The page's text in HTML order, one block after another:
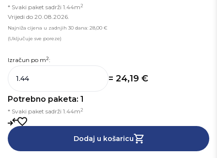
* Svaki paket sadrži 1.44m2
Vrijedi do 20.08.2026.
Najniža cijena u zadnjih 30 dana: 28,00 €
(Uključuje sve poreze)
Izračun po m2:
= 24,19 €
Potrebno paketa: 1
* Svaki paket sadrži 1.44m2
Dodaj u košaricu